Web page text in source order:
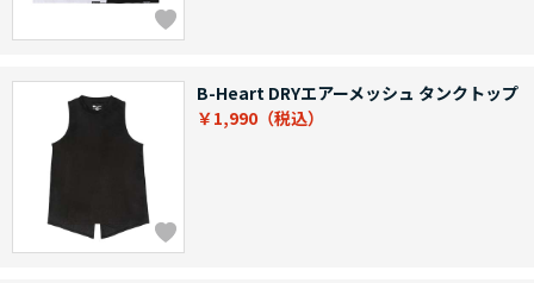
B-Heart DRYエアーメッシュ タンクトップ
￥1,990